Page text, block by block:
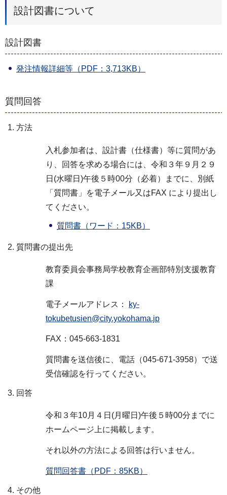
設計図書について
設計図書
発注情報詳細等（PDF：3,713KB）
質問回答
方法
入札参加者は、設計書（仕様書）等に質問があ
り、回答を求める場合には、令和３年９月２９
日(水曜日)午後５時00分（必着）までに、別紙
「質問書」を電子メール又はFAX により提出し
てください。
質問書（ワード：15KB）
質問書の提出先
教育委員会事務局学校教育企画部特別支援教育
課
電子メールアドレス：
ky-
tokubetusien@city.yokohama.jp
FAX：045-663-1831
質問書を送信後に、電話（045-671-3958）で送
受信確認を行ってください。
回答
令和３年10月４日(月曜日)午後５時00分までに
ホームページ上に掲載します。
それ以外の方法による回答は行いません。
質問回答書（PDF：85KB）
その他